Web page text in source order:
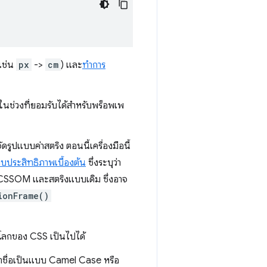
ช่น px -> cm ) และทำการ
นช่วงที่ยอมรับได้สำหรับพร็อพเพ
ดรูปแบบค่าสตริง ตอนนี้เครื่องมือนี้
บประสิทธิภาพเบื้องต้น ซึ่งระบุว่า
และสตริงแบบเดิม ซึ่งอาจ
กของ CSS เป็นไปได้
ชื่อเป็นแบบ Camel Case หรือ